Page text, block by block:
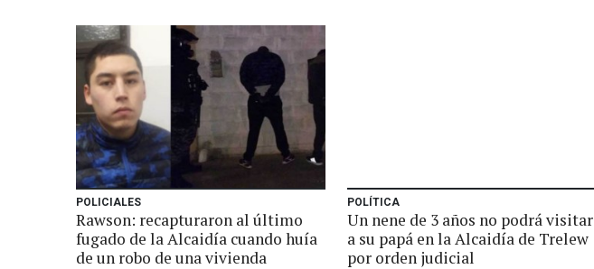
POLICIALES
Rawson: recapturaron al último
fugado de la Alcaidía cuando huía
de un robo de una vivienda
POLÍTICA
Un nene de 3 años no podrá visitar
a su papá en la Alcaidía de Trelew
por orden judicial